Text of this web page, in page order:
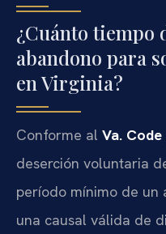
¿Cuánto tiempo
abandono para
en Virginia?
Conforme al Va.
deserción voluntaria
período mínimo de un
una causal válida de